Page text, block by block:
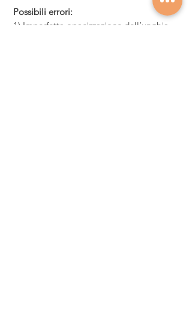
Possibili errori:
1) Imperfetta opacizzazione dell’unghia